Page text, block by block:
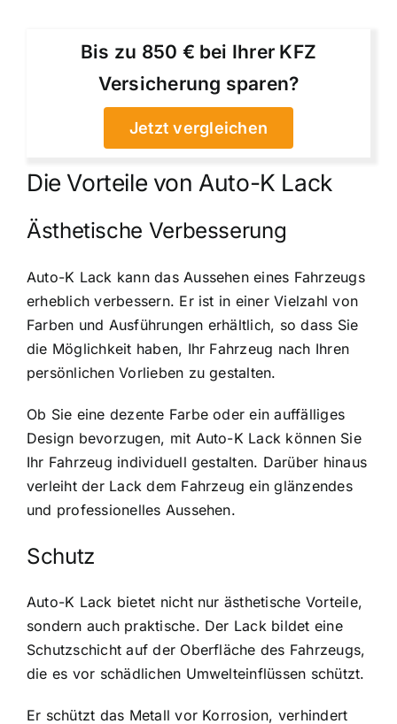
Bis zu 850 € bei Ihrer KFZ
Versicherung sparen?
Jetzt vergleichen
Die Vorteile von Auto-K Lack
Ästhetische Verbesserung
Auto-K Lack kann das Aussehen eines Fahrzeugs
erheblich verbessern. Er ist in einer Vielzahl von
Farben und Ausführungen erhältlich, so dass Sie
die Möglichkeit haben, Ihr Fahrzeug nach Ihren
persönlichen Vorlieben zu gestalten.
Ob Sie eine dezente Farbe oder ein auffälliges
Design bevorzugen, mit Auto-K Lack können Sie
Ihr Fahrzeug individuell gestalten. Darüber hinaus
verleiht der Lack dem Fahrzeug ein glänzendes
und professionelles Aussehen.
Schutz
Auto-K Lack bietet nicht nur ästhetische Vorteile,
sondern auch praktische. Der Lack bildet eine
Schutzschicht auf der Oberfläche des Fahrzeugs,
die es vor schädlichen Umwelteinflüssen schützt.
Er schützt das Metall vor Korrosion, verhindert